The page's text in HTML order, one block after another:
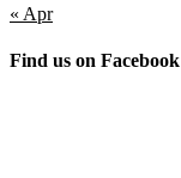
« Apr
Find us on Facebook